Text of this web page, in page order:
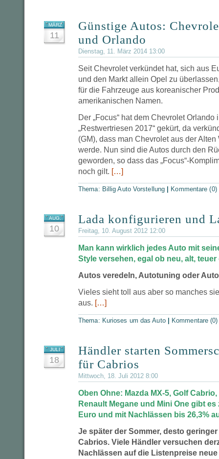
MÄRZ
11
Günstige Autos:
und Orlando
Dienstag, 11. März 2014 13:00
Seit Chevrolet verkündet hat, sich aus
und den Markt allein Opel zu
für die Fahrzeuge aus koreanischer
amerikanischen Namen.
Der „Focus“ hat dem Chevrolet Orlando
„Restwertriesen 2017“ gekürt, da
(GM), dass man Chevrolet aus der
werde. Nun sind die Autos durch den
geworden, so dass das „Focus“-
noch gilt. […]
Thema: Billig Auto Vorstellung Kommentare (0)
AUG.
10
Lada konfigurieren und
Freitag, 10. August 2012 12:00
Man kann wirklich jedes Auto mit
Style versehen, egal ob neu, alt,
Autos veredeln, Autotuning oder
Vieles sieht toll aus aber so manches
aus. […]
Thema: Kurioses um das Auto Kommentare (0)
JULI
18
Händler starten
für Cabrios
Mittwoch, 18. Juli 2012 8:00
Oben Ohne: Mazda MX-5, Golf
Renault Megane und Mini One gibt
Euro und mit Nachlässen bis 26,3%
Je später der Sommer, desto
Cabrios. Viele Händler versuchen
Nachlässen auf die Listenpreise